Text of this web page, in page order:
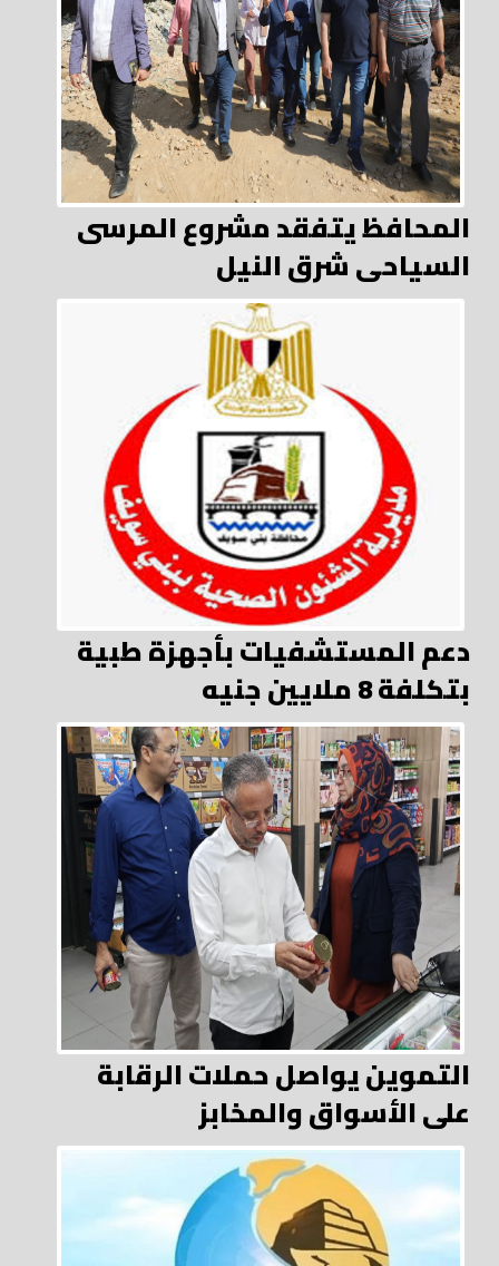
المحافظ يتفقد مشروع المرسى
السياحى شرق النيل
دعم المستشفيات بأجهزة طبية
بتكلفة 8 ملايين جنيه
التموين يواصل حملات الرقابة
على الأسواق والمخابز